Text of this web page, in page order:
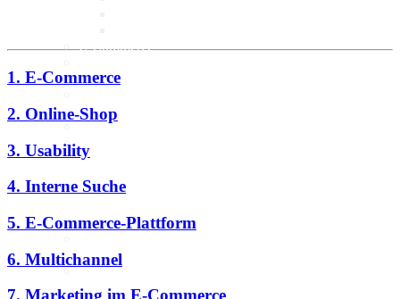
E-Commerce
Sale
Unternehmenswebseite
Mobile
KI
Intelligenz
KI-Kompetenzen
1. E-Commerce
2. Online-Shop
3. Usability
4. Interne Suche
5. E-Commerce-Plattform
6. Multichannel